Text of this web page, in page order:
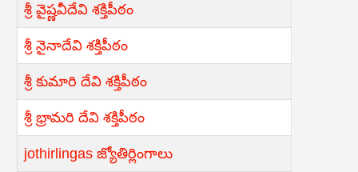
శ్రీ వైష్ణవీదేవి శక్తిపీఠం
శ్రీ నైనాదేవి శక్తిపీఠం
శ్రీ కుమారి దేవి శక్తిపీఠం
శ్రీ భ్రామరి దేవి శక్తిపీఠం
jothirlingas జ్యోతిర్లింగాలు